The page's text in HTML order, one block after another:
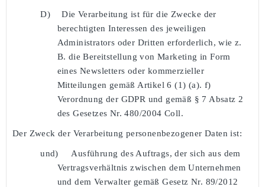
D)
Die Verarbeitung ist für die Zwecke der
berechtigten Interessen des jeweiligen
Administrators oder Dritten erforderlich, wie z.
B. die Bereitstellung von Marketing in Form
eines Newsletters oder kommerzieller
Mitteilungen gemäß Artikel 6 (1) (a). f)
Verordnung der GDPR und gemäß § 7 Absatz 2
des Gesetzes Nr. 480/2004 Coll.
Der Zweck der Verarbeitung personenbezogener Daten ist:
und)
Ausführung des Auftrags, der sich aus dem
Vertragsverhältnis zwischen dem Unternehmen
und dem Verwalter gemäß Gesetz Nr. 89/2012